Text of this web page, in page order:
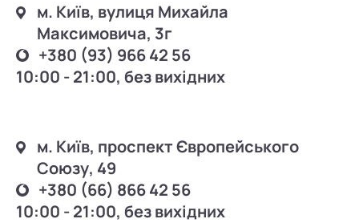
м. Київ, вулиця Михайла
Максимовича, 3г
+380 (93) 966 42 56
10:00 - 21:00, без вихідних
м. Київ, проспект Європейського
Союзу, 49
+380 (66) 866 42 56
10:00 - 21:00, без вихідних